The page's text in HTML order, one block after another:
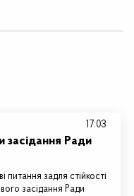
засідання Ради
задля стійкості
засідання Ради
17:03